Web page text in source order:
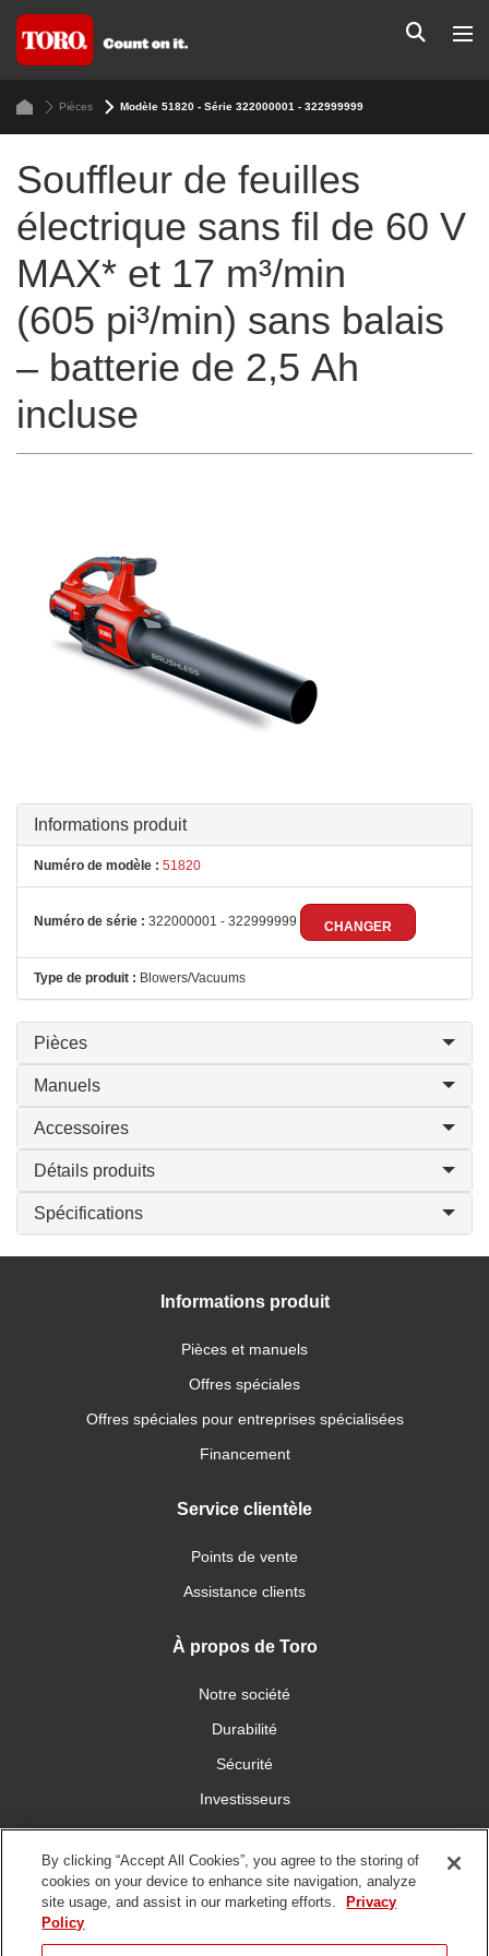
Pièces Modèle 51820 - Série 322000001 - 322999999
Souffleur de feuilles
électrique sans fil de 60 V
MAX* et 17 m³/min
(605 pi³/min) sans balais
– batterie de 2,5 Ah
incluse
Informations produit
Numéro de modèle : 51820
Numéro de série : 322000001 - 322999999 CHANGER
Type de produit : Blowers/Vacuums
Pièces
Manuels
Accessoires
Détails produits
Spécifications
Informations produit
Pièces et manuels
Offres spéciales
Offres spéciales pour entreprises spécialisées
Financement
Service clientèle
Points de vente
Assistance clients
À propos de Toro
Notre société
Durabilité
Sécurité
Investisseurs
Carrières
Communiquez avec nous
By clicking “Accept All Cookies”, you agree to the storing of
cookies on your device to enhance site navigation, analyze
site usage, and assist in our marketing efforts.
Privacy
Policy